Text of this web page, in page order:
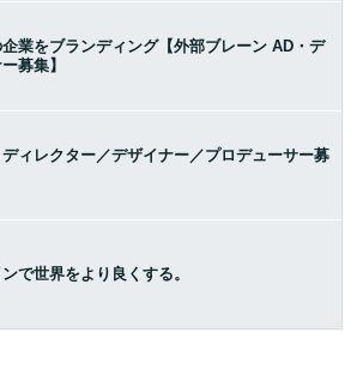
業をブランディング【外部ブレーン AD・デ
募集】
ィレクター／デザイナー／プロデューサー募
で世界をより良くする。